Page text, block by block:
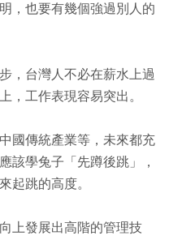
，也要有幾個強過別人的
，台灣人不必在薪水上過
，工作表現容易突出。
國傳統產業等，未來都充
該學兔子「先蹲後跳」，
起跳的高度。
上發展出高階的管理技